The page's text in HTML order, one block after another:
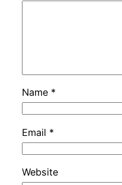
Name *
Email *
Website